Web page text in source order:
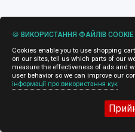
🍪 ВИКОРИСТАННЯ ФАЙЛІВ COOKIE
Cookies enable you to use shopping
on our sites, tell us which parts of our
measure the effectiveness of ads and
user behavior so we can improve our
інформації про використання кук